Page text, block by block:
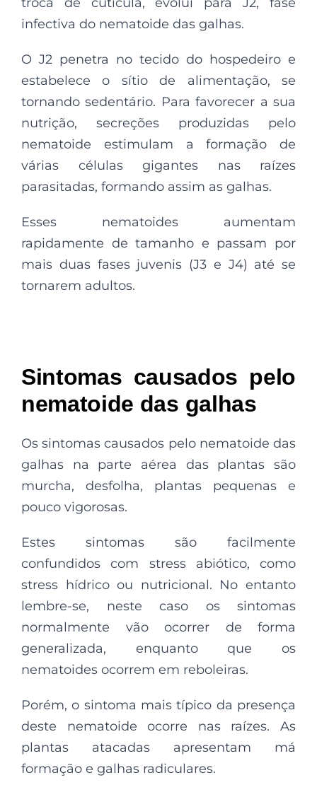
infectiva do nematoide das galhas.
O J2 penetra no tecido do hospedeiro e
estabelece o sítio de alimentação, se
tornando sedentário. Para favorecer a sua
nutrição, secreções produzidas pelo
nematoide estimulam a formação de
várias células gigantes nas raízes
parasitadas, formando assim as galhas.
Esses nematoides aumentam
rapidamente de tamanho e passam por
mais duas fases juvenis (J3 e J4) até se
tornarem adultos.
Sintomas causados pelo
nematoide das galhas
Os sintomas causados pelo nematoide das
galhas na parte aérea das plantas são
murcha, desfolha, plantas pequenas e
pouco vigorosas.
Estes sintomas são facilmente
confundidos com stress abiótico, como
stress hídrico ou nutricional. No entanto
lembre-se, neste caso os sintomas
normalmente vão ocorrer de forma
generalizada, enquanto que os
nematoides ocorrem em reboleiras.
Porém, o sintoma mais típico da presença
deste nematoide ocorre nas raízes. As
plantas atacadas apresentam má
formação e galhas radiculares.